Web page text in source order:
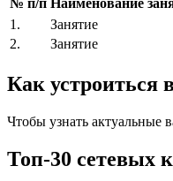
№ п/п Наименование
1.
Занятие
2.
Занятие
Как устроиться
Чтобы узнать актуальные
Топ-30 сетевых